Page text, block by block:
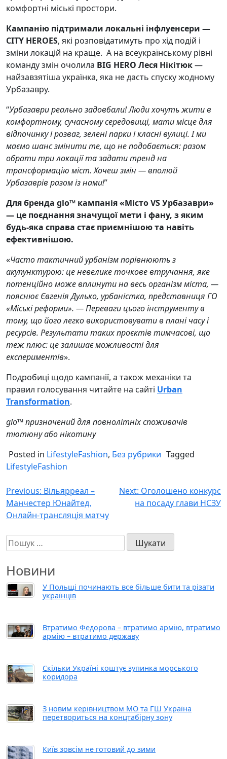
комфортні міські простори.
Кампанію підтримали локальні інфлуенсери —
CITY HEROES, які розповідатимуть про хід подій і
зміни локацій на краще. А на всеукраїнському рівні
команду змін очолила BIG HERO Леся Нікітюк—
найзавзятіша українка, яка не дасть спуску жодному
Урбазавру.
“Урбазаври реально задовбали! Люди хочуть жити в
комфортному, сучасному середовищі, мати місце для
відпочинку і розваг, зелені парки і класні вулиці. І ми
маємо шанс змінити те, що не подобається: разом
обрати три локації та задати тренд на
трансформацію міст. Хочеш змін — вполюй
Урбазаврів разом із нами!”
Для бренда glo™ кампанія «Місто VS Урбазаври»
— це поєднання значущої мети і фану, з яким
будь-яка справа стає приємнішою та навіть
ефективнішою.
«Часто тактичний урбанізм порівнюють з
акупунктурою: це невелике точкове втручання, яке
потенційно може вплинути на весь організм міста, —
пояснює Євгенія Дулько, урбаністка, представниця ГО
«Міські реформи». — Переваги цього інструменту в
тому, що його легко використовувати в плані часу і
ресурсів. Результати таких проєктів тимчасові, що
теж плюс: це залишає можливості для
експериментів».
Подробиці щодо кампанії, а також механіки та
правил голосування читайте на сайті Urban
Transformation.
glo™ призначений для повнолітніх споживачів
тютюну або нікотину
Posted in LifestyleFashion, Без рубрики Tagged
LifestyleFashion
Навігація
записів
Previous: Вільярреал –
Манчестер Юнайтед.
Онлайн-трансляція матчу
Next: Оголошено конкурс
на посаду глави НСЗУ
Пошук:
Новини
У Польщі починають все більше бити та різати
українців
Втратимо Федорова – втратимо армію, втратимо
армію – втратимо державу
Скільки Україні коштує зупинка морського
коридора
З новим керівництвом МО та ГШ Україна
перетвориться на концтабірну зону
Київ зовсім не готовий до зими